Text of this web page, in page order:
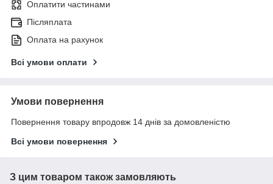
Оплатити частинами
Післяплата
Оплата на рахунок
Всі умови оплати
Умови повернення
Повернення товару впродовж 14 днів за домовленістю
Всі умови повернення
З цим товаром також замовляють